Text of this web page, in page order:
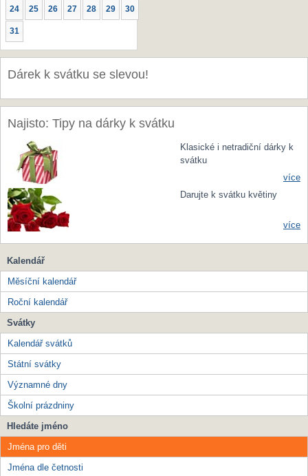
24 25 26 27 28 29 30
31
Dárek k svátku se slevou!
Najisto: Tipy na dárky k svátku
Klasické i netradiční dárky k
svátku
více
Darujte k svátku květiny
více
Kalendář
Měsíční kalendář
Roční kalendář
Svátky
Kalendář svátků
Státní svátky
Významné dny
Školní prázdniny
Hledáte jméno
Jména pro děti
Jména dle četnosti